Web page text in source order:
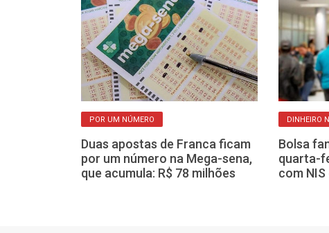
POR UM NÚMERO
Duas apostas de Franca ficam
por um número na Mega-sena,
que acumula: R$ 78 milhões
DINHEIRO
Bolsa
quarta-
com